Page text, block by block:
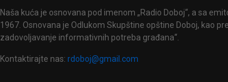
Naša kuća je osnovana pod imenom „Radio Doboj“, a sa
1967. Osnovana je Odlukom Skupštine opštine Doboj, kao
zadovoljavanje informativnih potreba građana“.
Kontaktirajte nas: rdoboj@gmail.com